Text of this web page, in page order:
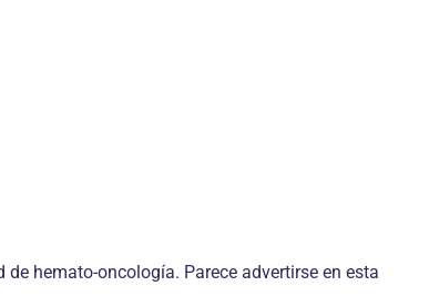
hemato-oncología. Parece advertirse en esta